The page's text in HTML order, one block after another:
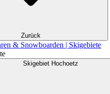
Zurück
& Snowboarden | Skigebiete
Skigebiet Hochoetz